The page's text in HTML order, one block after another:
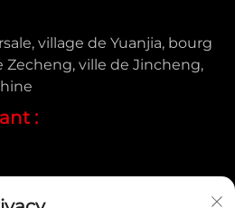
village de Yuanjia, bourg
ville de Jincheng,
: